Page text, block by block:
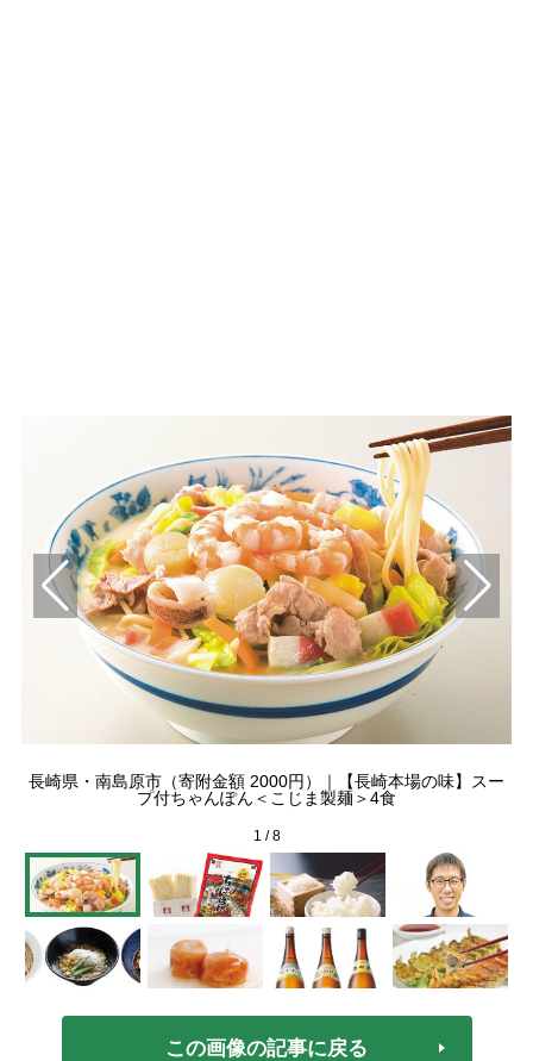
長崎県・南島原市（寄附金額 2000円）｜【長崎本場の味】スー
プ付ちゃんぽん＜こじま製麺＞4食
1 /8
この画像の記事に戻る